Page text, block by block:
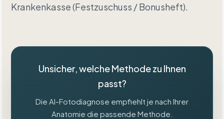
Krankenkasse (Festzuschuss / Bonusheft).
Unsicher, welche Methode zu Ihnen
passt?
Die AI-Fotodiagnose empfiehlt je nach Ihrer
Anatomie die passende Methode.